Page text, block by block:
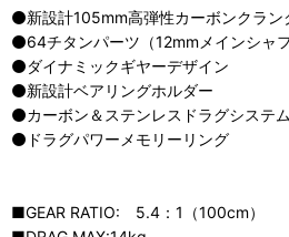
⚫新設計105mm高弾性カーボンクラン
⚫64チタンパーツ（12mmメインシャ
⚫ダイナミックギヤーデザイン
⚫新設計ベアリングホルダー
⚫カーボン＆ステンレスドラグシステ
⚫ドラグパワーメモリーリング
■GEAR RATIO: 5.4：1（100cm）